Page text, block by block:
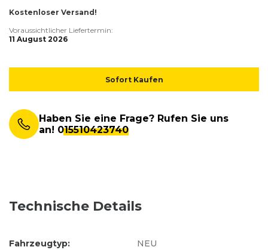
Kostenloser Versand!
Voraussichtlicher Liefertermin:
11 August 2026
Sofort Kaufen
Haben Sie eine Frage? Rufen Sie uns
an! 015510423740
Technische Details
Fahrzeugtyp: NEU